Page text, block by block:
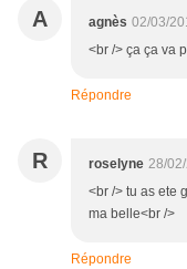
A agnès 02/03/
<br /> ça ça va
Répondre
R roselyne 28/
<br /> tu as ete
ma belle<br />
Répondre